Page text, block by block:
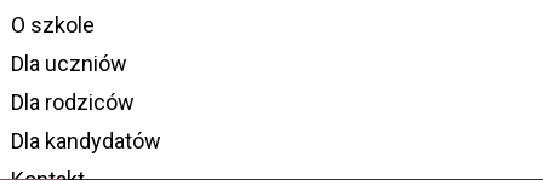
O szkole
Dla uczniów
Dla rodziców
Dla kandydatów